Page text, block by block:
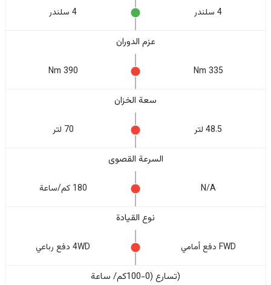
4 سلندر 4 سلندر
عزم الدوران
335 Nm
390 Nm
سعة الخزان
48.5 لتر 70 لتر
السرعة القصوى
N/A 180 كم/ساعة
نوع القيادة
FWD دفع أمامي 4WD دفع رباعي
(تسارع (0-100كم/ ساعة